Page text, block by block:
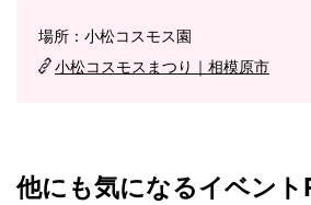
場所：小松コスモス園
小松コスモスまつり｜相模原市
他にも気になるイベント